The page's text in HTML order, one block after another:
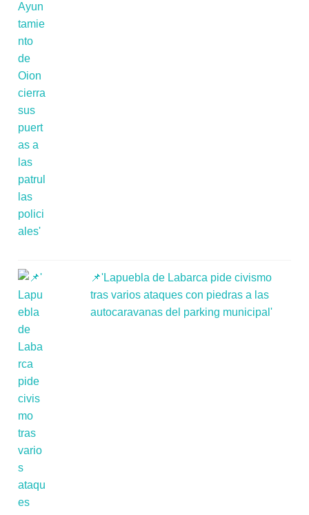
📌'Lapuebla de Labarca pide civismo
tras varios ataques con piedras a las
autocaravanas del parking municipal'